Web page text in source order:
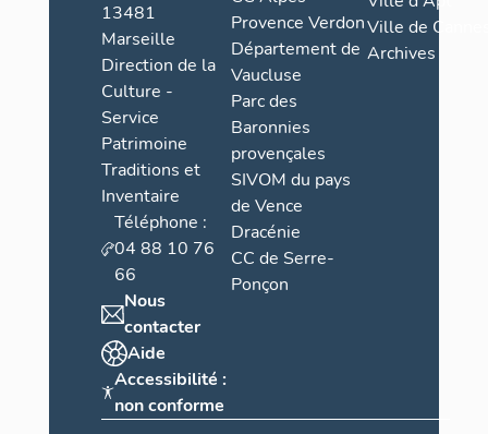
13481
Marseille
Direction de la
Culture -
Service
Patrimoine
Traditions et
Inventaire
Téléphone :
04 88 10 76
66
Nous
contacter
Aide
Accessibilité :
non conforme
Provence Verdon
Département de
Vaucluse
Parc des
Baronnies
provençales
SIVOM du pays
de Vence
Dracénie
CC de Serre-
Ponçon
Ville de
Archives